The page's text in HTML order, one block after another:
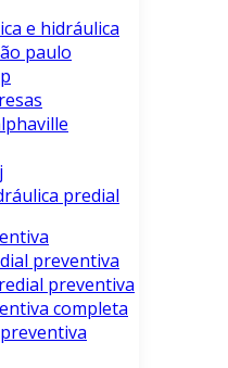
e hidráulica
paulo
predial
preventiva
preventiva
completa